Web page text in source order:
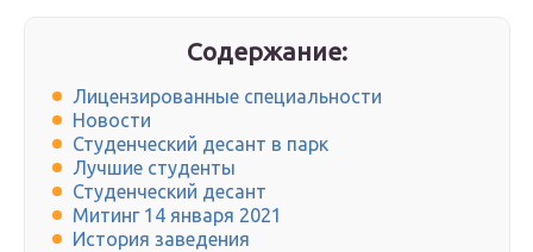
Содержание:
Лицензированные специальности
Новости
Студенческий десант в парк
Лучшие студенты
Студенческий десант
Митинг 14 января 2021
История заведения